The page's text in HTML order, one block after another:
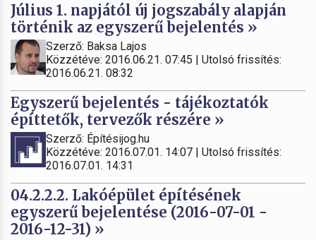
Július 1. napjától új jogszabály alapján
történik az egyszerű bejelentés »
Szerző: Baksa Lajos
Közzétéve: 2016.06.21. 07:45 | Utolsó frissítés:
2016.06.21. 08:32
Egyszerű bejelentés - tájékoztatók
építtetők, tervezők részére »
Szerző: Építésijog.hu
Közzétéve: 2016.07.01. 14:07 | Utolsó frissítés:
2016.07.01. 14:31
04.2.2.2. Lakóépület építésének
egyszerű bejelentése (2016-07-01 -
2016-12-31) »